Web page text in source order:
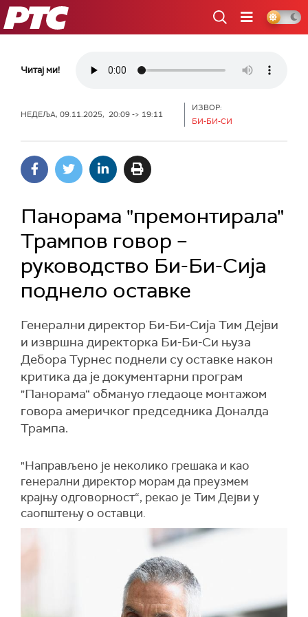
РТС
Читај ми!
НЕДЕЉА, 09.11.2025, 20:09 -> 19:11
ИЗВОР:
БИ-БИ-СИ
Панорама "премонтирала"
Трампов говор –
руководство Би-Би-Сија
поднело оставке
Генерални директор Би-Би-Сија Тим Дејви
и извршна директорка Би-Би-Си њуза
Дебора Турнес поднели су оставке након
критика да је документарни програм
"Панорама“ обмануо гледаоце монтажом
говора америчког председника Доналда
Трампа.
"Направљено је неколико грешака и као
генерални директор морам да преузмем
крајњу одговорност“, рекао је Тим Дејви у
саопштењу о оставци.